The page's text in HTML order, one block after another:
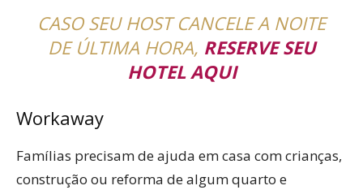
CASO SEU HOST CANCELE A NOITE
DE ÚLTIMA HORA, RESERVE SEU
HOTEL AQUI
Workaway
Famílias precisam de ajuda em casa com crianças,
construção ou reforma de algum quarto e